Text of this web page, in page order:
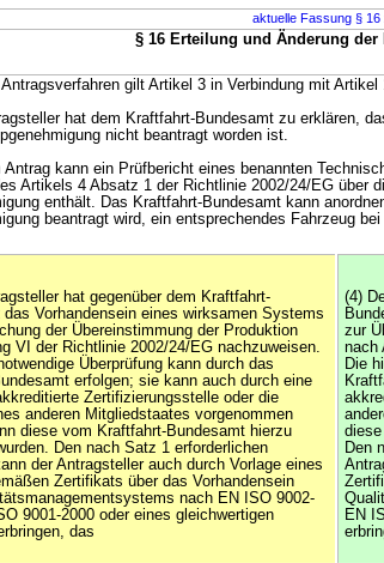
aktuelle Fassung § 16
§ 16 Erteilung und Änderung der
gilt Artikel 3 in Verbindung mit
hat dem Kraftfahrt-Bundesamt zu erklären,
nicht beantragt worden ist.
Antrag kann ein Prüfbericht eines benannten
Artikels 4 Absatz 1 der Richtlinie 2002/24/EG über
enthält. Das Kraftfahrt-Bundesamt kann
beantragt wird, ein entsprechendes Fahrzeug
hat gegenüber dem Kraftfahrt-
das Vorhandensein eines wirksamen Systems
der Übereinstimmung der Produktion
VI der Richtlinie 2002/24/EG nachzuweisen.
Überprüfung kann durch das
erfolgen; sie kann auch durch eine
Zertifizierungsstelle oder die
anderen Mitgliedstaates vorgenommen
diese vom Kraftfahrt-Bundesamt hierzu
Den nach Satz 1 erforderlichen
der Antragsteller auch durch Vorlage eines
Zertifikats über das Vorhandensein
nach EN ISO 9002-
9001-2000 oder eines gleichwertigen
das
(4)
zur
nach
Die
Den
EN